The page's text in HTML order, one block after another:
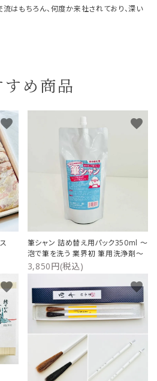
はもちろん、何度か来社されており、深い
すめ商品
favorite
筆シャン 詰め替え用パック350ml ～
泡で筆を洗う 業界初 筆用洗浄剤～
3,850円(税込)
favorite
favorite favorite